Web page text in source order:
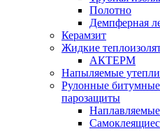
Полотно
Демпферная
Керамзит
Жидкие
АКТЕРМ
Напыляемые
Рулонные
парозащиты
Наплавляемые